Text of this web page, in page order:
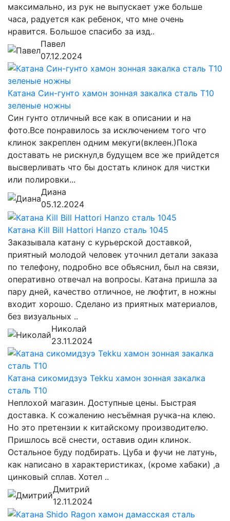
максимально, из рук не выпускает уже больше
часа, радуется как ребенок, что мне очень
нравится. Большое спасибо за изд..
Павел
07.12.2024
Катана Син-гунто хамон зонная закалка сталь T10
зеленые ножны
Син гунто отличный все как в описании и на
фото.Все понравилось за исключением того что
клинок закреплен одним мекуги(вклеен.)Пока
доставать не рискнул,в будущем все же прийдется
высверливать что бы достать клинок для чистки
или полировки...
Диана
05.12.2024
Катана Kill Bill Hattori Hanzo сталь 1045
Заказывала катану с курьерской доставкой,
приятный молодой человек уточнил детали заказа
по телефону, подробно все объяснил, был на связи,
оперативно отвечал на вопросы. Катана пришла за
пару дней, качество отличное, не люфтит, в ножны
входит хорошо. Сделано из приятных материалов,
без визуальных ..
Николай
23.11.2024
Катана сикомидзуэ Tekku хамон зонная закалка
сталь T10
Неплохой магазин. Доступные цены. Быстрая
доставка. К сожалению несъёмная ручка-на клею.
Но это претензии к китайскому производителю.
Пришлось всё снести, оставив один клинок.
Остальное буду подбирать. Цуба и фучи не латунь,
как написано в характеристиках, (кроме хабаки) ,а
цинковый сплав. Хотел ..
Дмитрий
12.11.2024